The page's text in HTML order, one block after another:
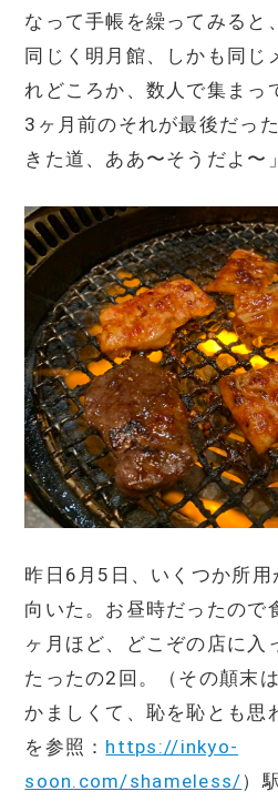
なって手帳を繰ってみると
同じく明月館、しかも同じ
れどころか、数人で集まっ
3ヶ月前のそれが最後だっ
きた道、ああ〜そうだよ〜
昨日6月5日、いくつか所用
向いた。お昼時だったので
ヶ月ほど、どこぞの店に入
たったの2回。（その顛末
かましくて、恥を恥とも思
を参照： https://inkyo-
soon.com/shameless/）